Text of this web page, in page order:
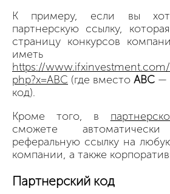
К примеру, если вы
партнерскую ссылку,
страницу конкурсов
иметь
https://
php?x=ABC (где вместо АВС —
код).
Кроме того, в
сможете
реферальную ссылку на
компании, а также
Партнерский код